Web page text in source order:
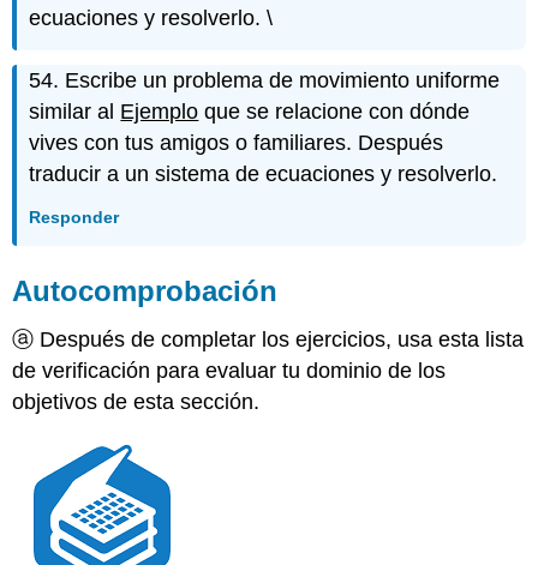
ecuaciones y resolverlo. \
54. Escribe un problema de movimiento uniforme
similar al Ejemplo que se relacione con dónde
vives con tus amigos o familiares. Después
traducir a un sistema de ecuaciones y resolverlo.
Responder
Autocomprobación
ⓐ Después de completar los ejercicios, usa esta lista
de verificación para evaluar tu dominio de los
objetivos de esta sección.